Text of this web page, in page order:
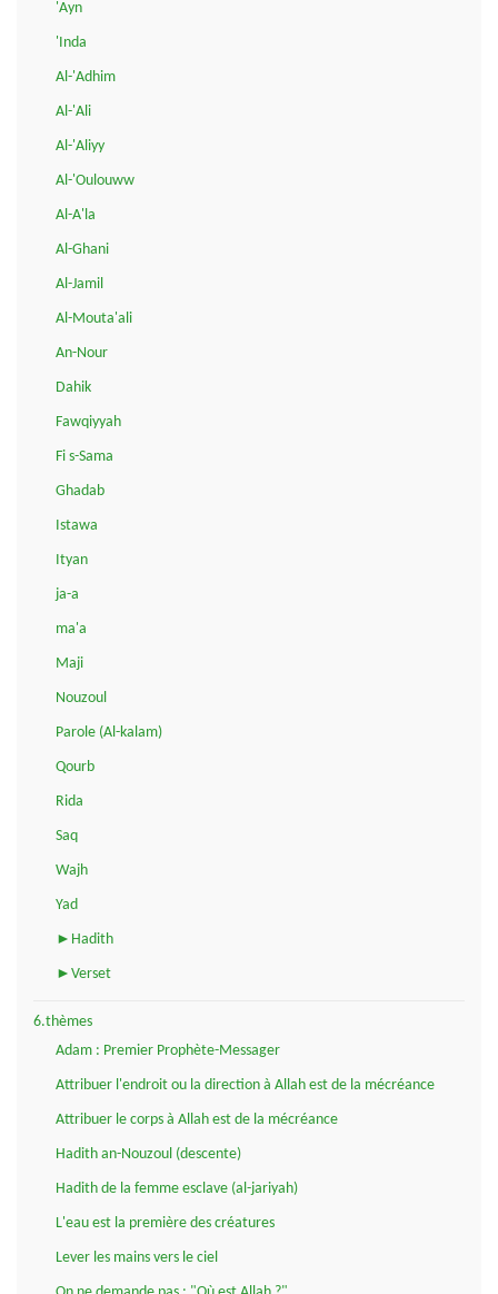
'Ayn
'Inda
Al-'Adhim
Al-'Ali
Al-'Aliyy
Al-'Oulouww
Al-A'la
Al-Ghani
Al-Jamil
Al-Mouta'ali
An-Nour
Dahik
Fawqiyyah
Fi s-Sama
Ghadab
Istawa
Ityan
ja-a
ma'a
Maji
Nouzoul
Parole (Al-kalam)
Qourb
Rida
Saq
Wajh
Yad
►Hadith
►Verset
6.thèmes
Adam : Premier Prophète-Messager
Attribuer l'endroit ou la direction à Allah est de la mécréance
Attribuer le corps à Allah est de la mécréance
Hadith an-Nouzoul (descente)
Hadith de la femme esclave (al-jariyah)
L'eau est la première des créatures
Lever les mains vers le ciel